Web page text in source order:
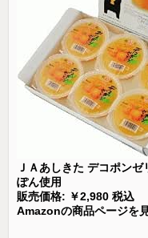
ＪＡあしきた デコポン
ぽん使用
販売価格: ￥2,980 税込
Amazonの商品ページを